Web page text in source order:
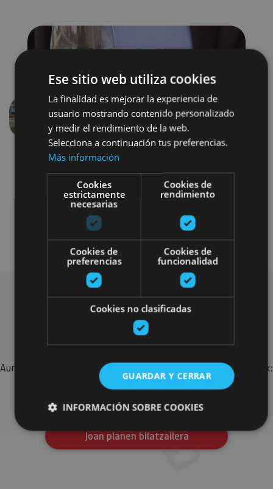
Enoturismo Gastronomía
Bilatu plan gehiago
Aurkitu zure bidaia Nafarroan osatzeko planak eta iradokizunak:
jarduera antolatuak, bisitak eta agendaren ekitaldi
Joan planen bilatzailera
Ese sitio web utiliza cookies
La finalidad es mejorar la experiencia de
usuario mostrando contenido personalizado
y medir el rendimiento de la web.
Selecciona a continuación tus preferencias.
Más información
Cookies
estrictamente
necesarias
Cookies de
rendimiento
Cookies de
preferencias
Cookies de
funcionalidad
Cookies no clasificadas
GUARDAR Y CERRAR
INFORMACIÓN SOBRE COOKIES